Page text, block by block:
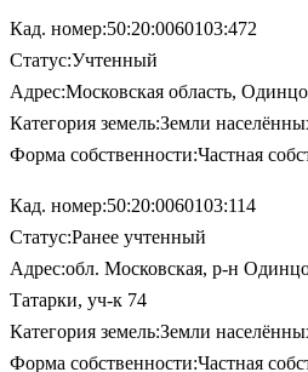
Кад. номер:50:20:0060103:472
Статус:Учтенный
Адрес:Московская область,
Категория земель:Земли
Форма собственности:Частная
Кад. номер:50:20:0060103:114
Статус:Ранее учтенный
Адрес:обл. Московская, р-н
Татарки, уч-к 74
Категория земель:Земли
Форма собственности:Частная